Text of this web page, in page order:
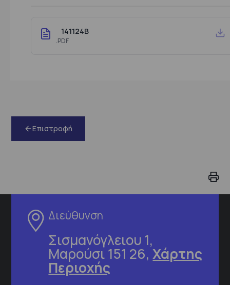
141124B
.PDF
Επιστροφή
Διεύθυνση
Σισμανόγλειου 1,
Μαρούσι 151 26,Χάρτης
Περιοχής